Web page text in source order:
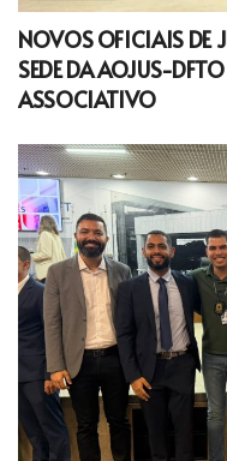
NOVOS OFICIAIS DE
SEDE DA AOJUS-
ASSOCIATIVO